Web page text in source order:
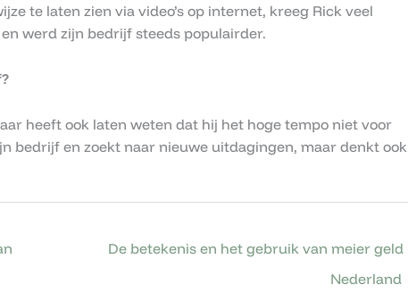
te laten zien via video’s op internet, kreeg Rick veel
werd zijn bedrijf steeds populairder.
heeft ook laten weten dat hij het hoge tempo niet voor
bedrijf en zoekt naar nieuwe uitdagingen, maar denkt ook
De betekenis en het gebruik van meier geld
Nederland